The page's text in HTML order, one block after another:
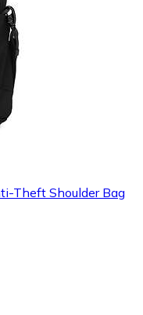
Theft Shoulder Bag